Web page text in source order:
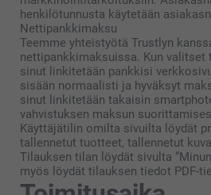
henkilötunnusta käytetään
Nettipankkimaksu
Teemme yhteistyötä Trustlyn
nettipankkimaksuissa. Kun valitset
sinut linkitetään pankkisi
sisään normaalisti ja hyväksyt
sinut linkitetään takaisin
vahvistuksen maksun
Käyttäjätilin omilta sivuilta löydät
tallennetut tuotteet, tallennetut
Tilauksen tilan löydät sivulta
myös löydät tilauksen tiedot PDF-